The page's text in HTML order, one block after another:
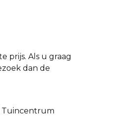
prijs. Als u graag
dan de
Tuincentrum